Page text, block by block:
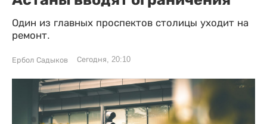
Один из главных проспектов столицы уходит на
ремонт.
Ербол Садыков Сегодня, 20:10